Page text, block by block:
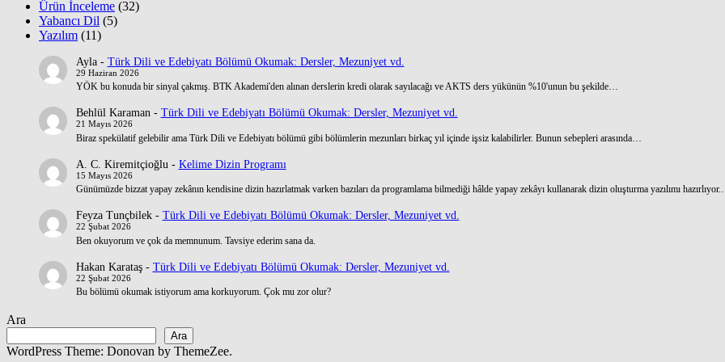
Ürün İnceleme (32)
Yabancı Dil (5)
Yazılım (11)
Ayla- Türk Dili ve Edebiyatı Bölümü Okumak: Dersler, Mezuniyet vd.
29 Haziran 2026
YÖK bu konuda bir sinyal çakmış. BTK Akademi'den alınan derslerin kredi olarak sayılacağı ve AKTS ders yükünün %10'unun bu şekilde…
Behlül Karaman- Türk Dili ve Edebiyatı Bölümü Okumak: Dersler, Mezuniyet vd.
21 Mayıs 2026
Biraz spekülatif gelebilir ama Türk Dili ve Edebiyatı bölümü gibi bölümlerin mezunları birkaç yıl içinde işsiz kalabilirler. Bunun sebepleri arasında…
A. C. Kiremitçioğlu - Kelime Dizin Programı
15 Mayıs 2026
Günümüzde bizzat yapay zekânın kendisine dizin hazırlatmak varken bazıları da programlama bilmediği hâlde yapay zekâyı kullanarak dizin oluşturma yazılımı
Feyza Tunçbilek- Türk Dili ve Edebiyatı Bölümü Okumak: Dersler, Mezuniyet vd.
22 Şubat 2026
Ben okuyorum ve çok da memnunum. Tavsiye ederim sana da.
Hakan Karataş- Türk Dili ve Edebiyatı Bölümü Okumak: Dersler, Mezuniyet vd.
22 Şubat 2026
Bu bölümü okumak istiyorum ama korkuyorum. Çok mu zor olur?
Ara
Ara
WordPress Theme: Donovan by ThemeZee.